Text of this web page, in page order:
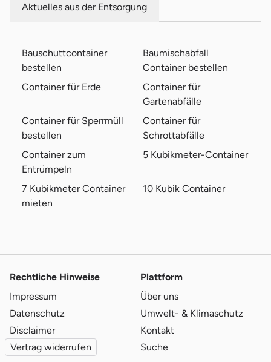
Aktuelles aus der Entsorgung
Bauschuttcontainer
bestellen
Baumischabfall
Container bestellen
Container für Erde
Container für
Gartenabfälle
Container für Sperrmüll
bestellen
Container für
Schrottabfälle
Container zum
Entrümpeln
5 Kubikmeter-Container
7 Kubikmeter Container
mieten
10 Kubik Container
Rechtliche Hinweise
Impressum
Datenschutz
Disclaimer
Vertrag widerrufen
Plattform
Über uns
Umwelt- & Klimaschutz
Kontakt
Suche